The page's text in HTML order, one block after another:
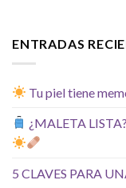
ENTRADAS
Tu piel tiene
¿MALETA
5 CLAVES PARA